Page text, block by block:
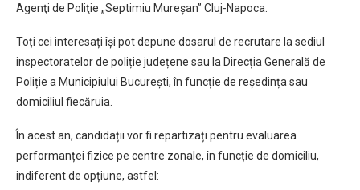
Agenţi de Poliţie „Septimiu Mureşan” Cluj-Napoca.
Toți cei interesați își pot depune dosarul de recrutare la sediul
inspectoratelor de poliție județene sau la Direcția Generală de
Poliție a Municipiului București, în funcție de reședința sau
domiciliul fiecăruia.
În acest an, candidații vor fi repartizați pentru evaluarea
performanței fizice pe centre zonale, în funcție de domiciliu,
indiferent de opțiune, astfel: